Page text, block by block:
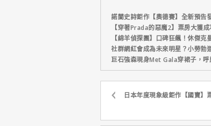
諾蘭史詩鉅作【奧德賽】全新預告
【穿著Prada的惡魔2】票房大獲
【綿羊偵探團】口碑狂飆！休傑
社群網紅會成為未來明星？小勞勃
巨石強森現身Met Gala穿裙子，呼
日本年度現象級鉅作【國寶】